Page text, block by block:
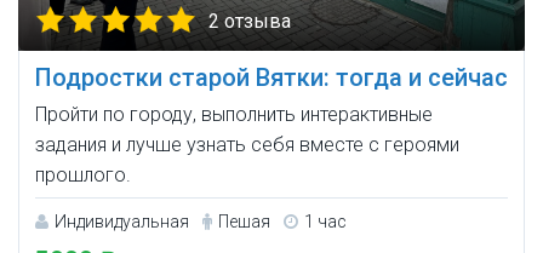
2 отзыва
Подростки старой Вятки: тогда и сейчас
Пройти по городу, выполнить интерактивные
задания и лучше узнать себя вместе с героями
прошлого.
Индивидуальная Пешая 1 час